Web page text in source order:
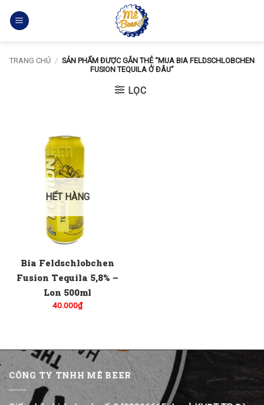
qua
TRANG CHỦ / SẢN PHẨM ĐƯỢC GẮN THẺ “MUA BIA FELDSCHLOBCHEN
FUSION TEQUILA Ở ĐÂU”
LỌC
HẾT HÀNG
Bia Feldschlobchen
Fusion Tequila 5,8% –
Lon 500ml
40.000₫
CÔNG TY TNHH MÊ BEER